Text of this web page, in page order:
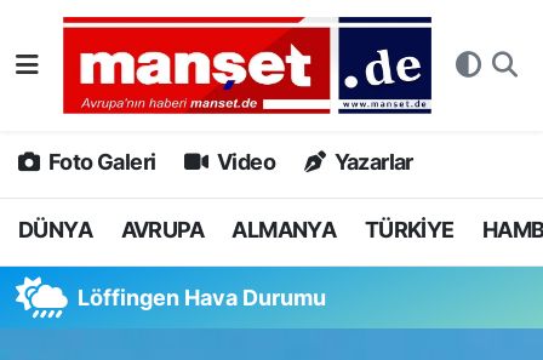
Foto Galeri Video Yazarlar
DÜNYA AVRUPA ALMANYA TÜRKİYE
Löffingen Hava Durumu
DÜNYA
AVRUPA
ALMANYA
Nöbetçi Eczaneler
Hava Durumu
Namaz Vakitleri